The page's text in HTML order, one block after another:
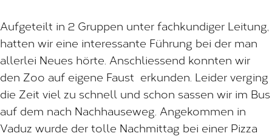
Aufgeteilt in 2 Gruppen unter fachkundiger Leitung,
hatten wir eine interessante Führung bei der man
allerlei Neues hörte. Anschliessend konnten wir
den Zoo auf eigene Faust erkunden. Leider verging
die Zeit viel zu schnell und schon sassen wir im Bus
auf dem nach Nachhauseweg. Angekommen in
Vaduz wurde der tolle Nachmittag bei einer Pizza